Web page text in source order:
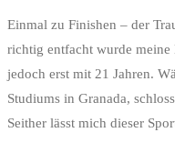
Einmal zu Finishen – der
richtig entfacht wurde
jedoch erst mit 21 Jahren.
Studiums in Granada,
Seither lässt mich dieser